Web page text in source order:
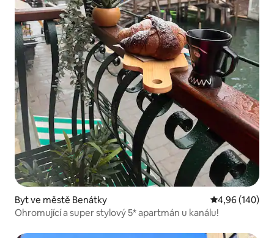
Byt ve městě Benátky Průměrné
4,96 (140)
Ohromující a super stylový 5* apartmán u kanálu!